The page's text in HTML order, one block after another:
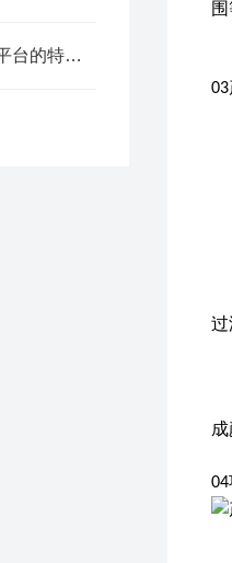
车载式环境在线监测系统平台的特点与应用
03
过
04